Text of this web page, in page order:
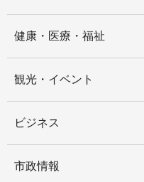
健康・医療・福祉
観光・イベント
ビジネス
市政情報